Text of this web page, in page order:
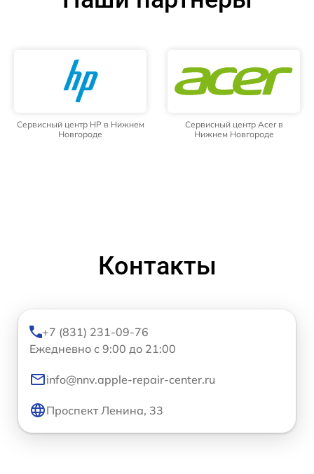
Сервисный центр HP в Нижнем
Новгороде
Сервисный центр Acer в
Нижнем Новгороде
Контакты
+7 (831) 231-09-76
Ежедневно с 9:00 до 21:00
info@nnv.apple-repair-center.ru
Проспект Ленина, 33